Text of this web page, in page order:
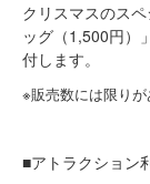
クリスマスのス
ッグ（1,500円）
付します。
※販売数には限り
■アトラクション